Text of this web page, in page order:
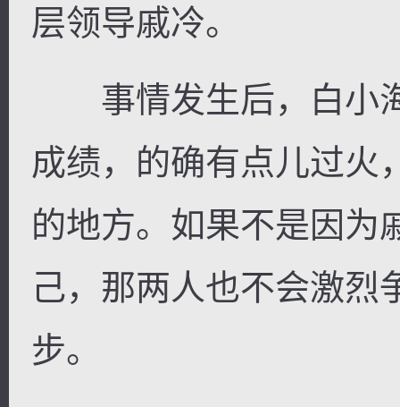
层领导戚冷。
事情发生后，白小
成绩，的确有点儿过火
的地方。如果不是因为
己，那两人也不会激烈
步。